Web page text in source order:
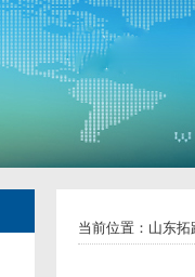
当前位置： 山东拓